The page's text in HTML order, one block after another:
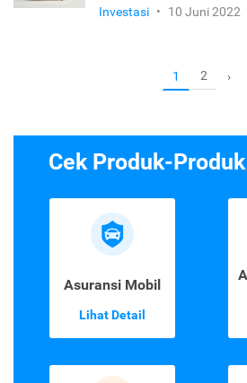
Investasi • 10 Juni 2022
1 2 ›
Cek Produk-
Asuransi Mobil
Lihat Detail